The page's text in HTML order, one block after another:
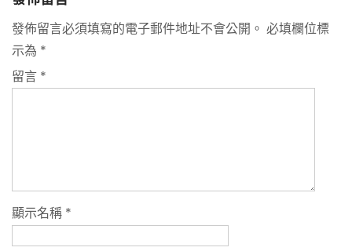
發佈留言必須填寫的電子郵件地址不會公開。 必填欄位標
示為 *
留言 *
顯示名稱 *